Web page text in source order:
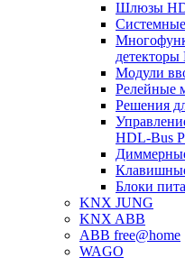
Шлюзы
Модули
Релейные
Решения
HDL-Bus
Блоки
KNX JUNG
KNX ABB
ABB free@home
WAGO